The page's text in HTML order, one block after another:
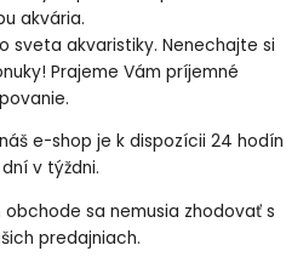
akvária.
sveta akvaristiky. Nenechajte si
Prajeme Vám príjemné
e-shop je k dispozícii 24 hodín
v týždni.
sa nemusia zhodovať s
predajniach.